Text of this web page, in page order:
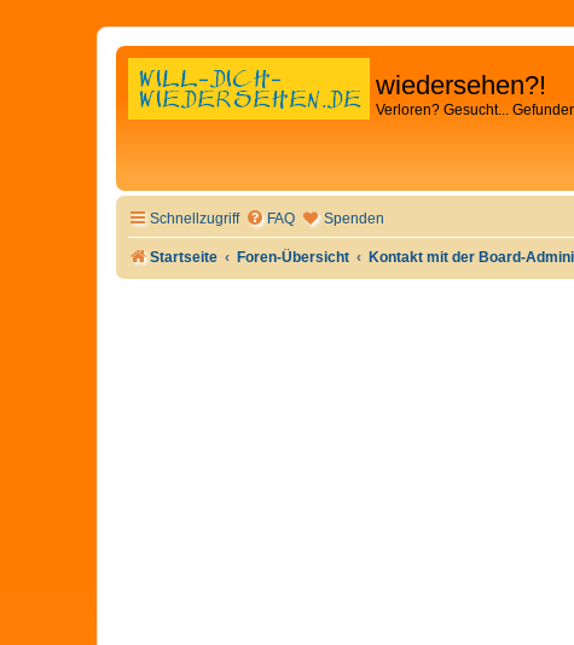
wiedersehen?!
Verloren? Gesucht...
Schnellzugriff FAQ Spenden
Startseite Foren-Übersicht Kontakt mit der Board-